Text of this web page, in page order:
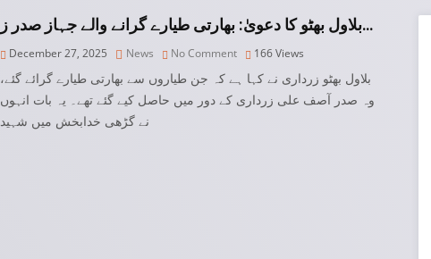
بلاول بھٹو کا دعویٰ: بھارتی طیارے گرانے والے جہاز صدر ز…
December 27, 2025 News No Comment 166Views
بلاول بھٹو زرداری نے کہا ہے کہ جن طیاروں سے بھارتی طیارے گرائے گئے،
وہ صدر آصف علی زرداری کے دور میں حاصل کیے گئے تھے۔ یہ بات انہوں
نے گڑھی خدابخش میں شہید